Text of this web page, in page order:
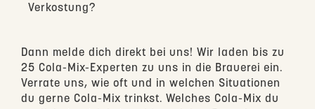
Verkostung?
Dann melde dich direkt bei uns! Wir laden bis zu
25 Cola-Mix-Experten zu uns in die Brauerei ein.
Verrate uns, wie oft und in welchen Situationen
du gerne Cola-Mix trinkst. Welches Cola-Mix du